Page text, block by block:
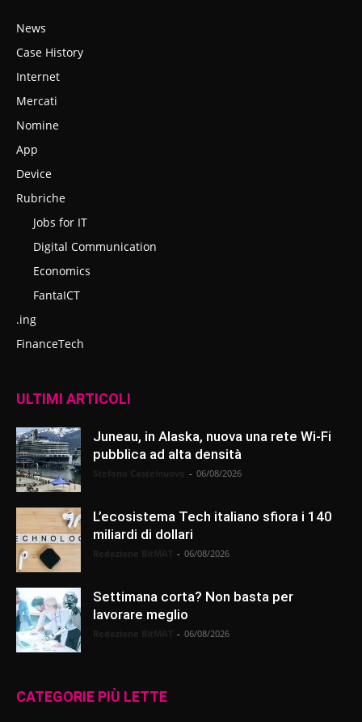
News
Case History
Internet
Mercati
Nomine
App
Device
Rubriche
Jobs for IT
Digital Communication
Economics
FantaICT
.ing
FinanceTech
ULTIMI ARTICOLI
Juneau, in Alaska, nuova una rete Wi-Fi
pubblica ad alta densità
- 06/08/2026
L’ecosistema Tech italiano sfiora i 140
miliardi di dollari
- 06/08/2026
Settimana corta? Non basta per
lavorare meglio
- 06/08/2026
CATEGORIE PIÙ LETTE